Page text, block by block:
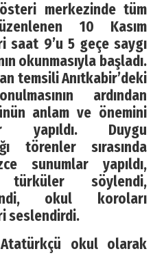
merkezinde tüm
10 Kasım
saat 9’u 5 geçe saygı
okunmasıyla başladı.
temsili Anıtkabir’deki
ardından
anlam ve önemini
yapıldı. Duygu
törenler sırasında
sunumlar yapıldı,
türküler söylendi,
okul koroları
seslendirdi.
okul olarak